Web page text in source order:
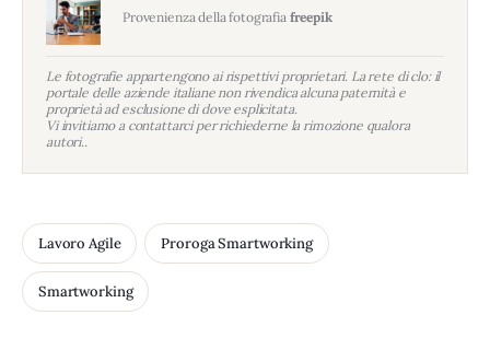
Provenienza della fotografia freepik
Le fotografie appartengono ai rispettivi proprietari. La rete di clo: il
portale delle aziende italiane non rivendica alcuna paternità e
proprietà ad esclusione di dove esplicitata.
Vi invitiamo a contattarci per richiederne la rimozione qualora
autori..
Lavoro Agile Proroga Smartworking
Smartworking